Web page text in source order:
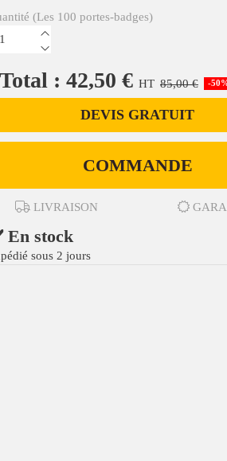
(Les 100 portes-badges)
Total : 42,50 € HT 85,00 € -
DEVIS GRATUIT
COMMANDE
LIVRAISON
stock
sous 2 jours